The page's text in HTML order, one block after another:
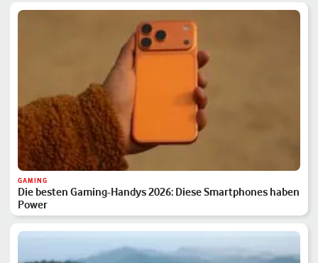
GAMING
Die besten Gaming-Handys 2026: Diese Smartphones haben
Power